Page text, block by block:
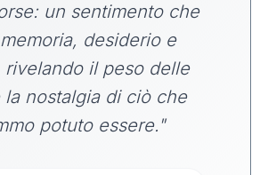
un sentimento che
desiderio e
rivelando il peso delle
la nostalgia di ciò che
potuto essere."